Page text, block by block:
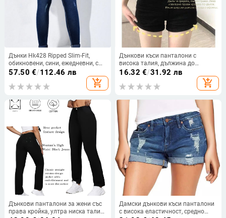
Дънки Hk428 Ripped Slim-Fit,
обикновени, сини, ежедневни, с
цип и копчета
57.50 €/112.46 лв
add_shopping_cart
Дънкови къси панталони с
висока талия, дължина до
средата на прасеца, памучно-
микроеластичност, лято 2025
16.32 €/31.92 лв
add_shopping_cart
Дънкови панталони за жени със
права кройка, ултра ниска талия,
Дамски дънкови къси панталони
с висока еластичност, средно